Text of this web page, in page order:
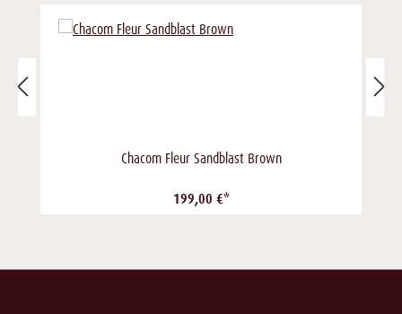
Chacom Fleur Sandblast Brown
199,00 €*